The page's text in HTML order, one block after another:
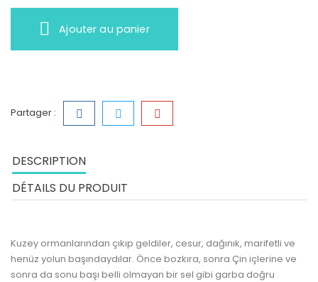
Ajouter au panier
Partager :
DESCRIPTION
DÉTAILS DU PRODUIT
Kuzey ormanlarından çıkıp geldiler, cesur, dağınık, marifetli ve
henüz yolun başındaydılar. Önce bozkıra, sonra Çin içlerine ve
sonra da sonu başı belli olmayan bir sel gibi garba doğru